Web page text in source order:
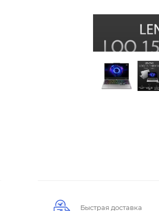
Быстрая доставка